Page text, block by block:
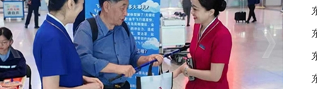
浪
键
打
开
导
盲
模